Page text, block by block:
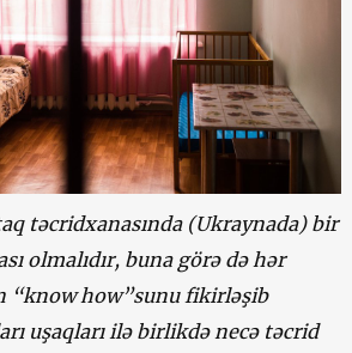
təcridxanasında (Ukraynada) bir
olmalıdır, buna görə də hər
“know how”sunu fikirləşib
uşaqları ilə birlikdə necə təcrid